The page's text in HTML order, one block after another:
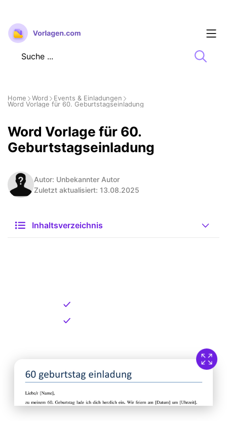
Zum
Inhalt
springen
Home Word
Events & Einladungen
Word Vorlage für 60. Geburtstagseinladung
Word Vorlage für 60.
Geburtstagseinladung
Autor: Unbekannter Autor
Zuletzt aktualisiert: 13.08.2025
Inhaltsverzeichnis